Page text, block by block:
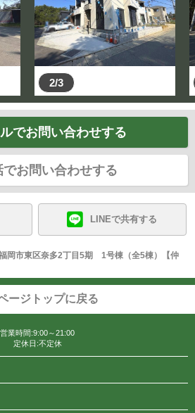
2/3
でお問い合わせする
でお問い合わせする
LINEで共有する
岡市東区奈多2丁目5期 1号棟（全5棟）【仲
ージトップに戻る
営業時間:9:00～21:00
定休日:不定休